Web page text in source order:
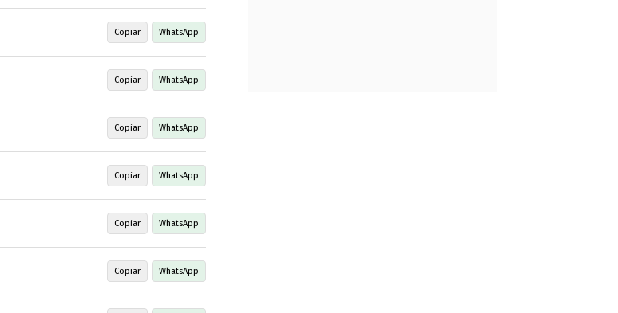
Copiar WhatsApp
Copiar WhatsApp
Copiar WhatsApp
Copiar WhatsApp
Copiar WhatsApp
Copiar WhatsApp